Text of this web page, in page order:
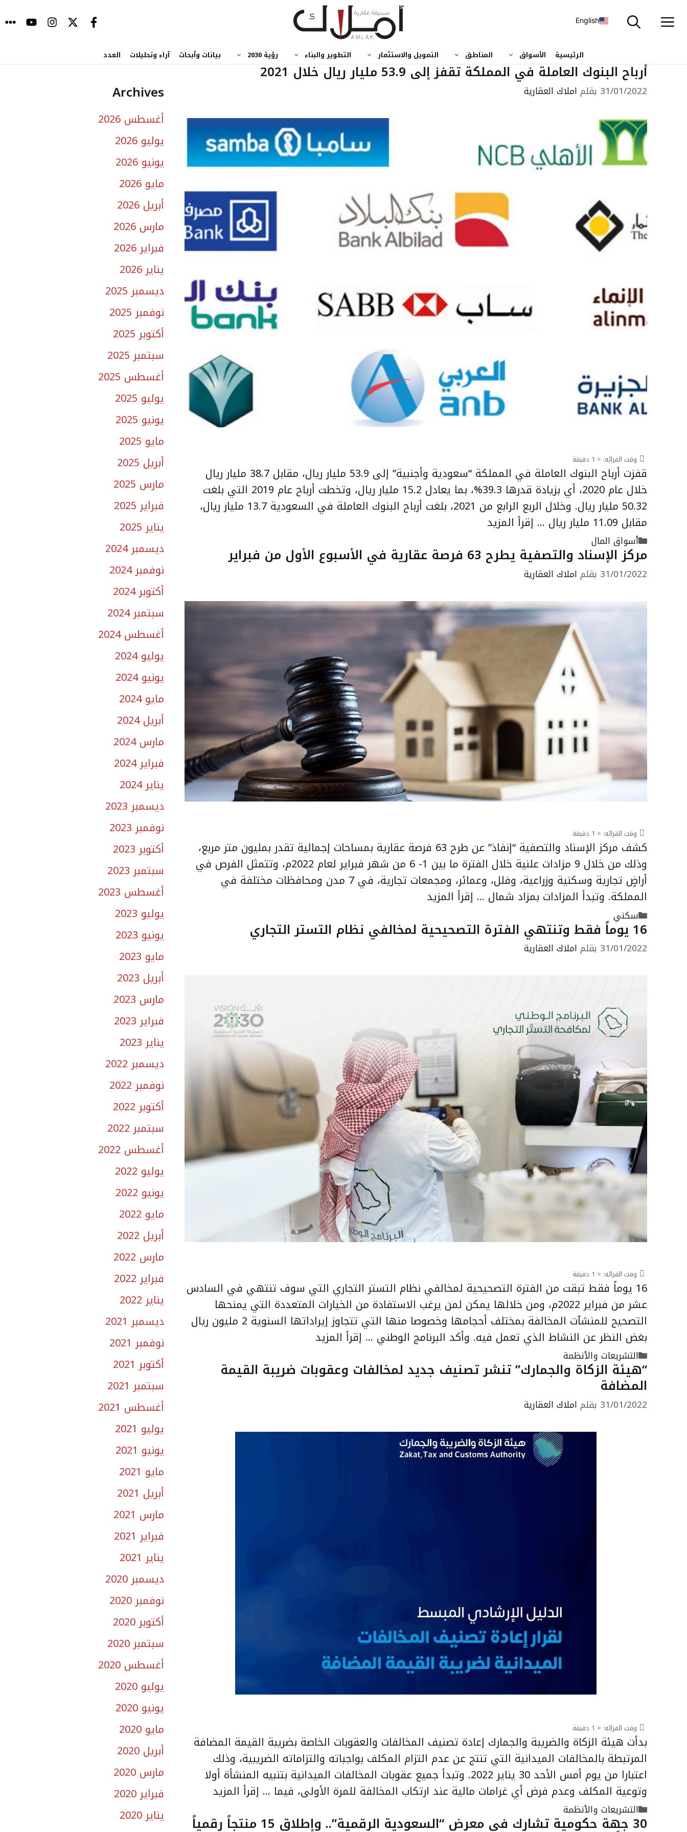
إلى
English
الرئيسية الأسواق المناطق التمويل والاستثمار التطوير والبناء رؤية 2030 بيانات وأبحاث آراء وتحليلات العدد
أرباح البنوك العاملة في المملكة تقفز إلى 53.9 مليار ريال خلال 2021
31/01/2022 بقلم املاك العقارية
وقت القرائه: < 1 دقيقة
قفزت أرباح البنوك العاملة في المملكة “سعودية وأجنبية” إلى 53.9 مليار ريال، مقابل 38.7 مليار ريال
خلال عام 2020، أي بزيادة قدرها 39.3%، بما يعادل 15.2 مليار ريال، وتخطت أرباح عام 2019 التي بلغت
50.32 مليار ريال. وخلال الربع الرابع من 2021، بلغت أرباح البنوك العاملة في السعودية 13.7 مليار ريال،
مقابل 11.09 مليار ريال …
إقرأ المزيد
التصنيفات
أسواق المال
مركز الإسناد والتصفية يطرح 63 فرصة عقارية في الأسبوع الأول من فبراير
31/01/2022 بقلم املاك العقارية
وقت القرائه: < 1 دقيقة
كشف مركز الإسناد والتصفية “إنفاذ” عن طرح 63 فرصة عقارية بمساحات إجمالية تقدر بمليون متر مربع،
وذلك من خلال 9 مزادات علنية خلال الفترة ما بين 1- 6 من شهر فبراير لعام 2022م، وتتمثل الفرص في
أراضٍ تجارية وسكنية وزراعية، وفلل، وعمائر، ومجمعات تجارية، في 7 مدن ومحافظات مختلفة في
المملكة. وتبدأ المزادات بمزاد شمال … إقرأ المزيد
التصنيفات
سكني
16 يوماً فقط وتنتهي الفترة التصحيحية لمخالفي نظام التستر التجاري
31/01/2022 بقلم املاك العقارية
وقت القرائه: < 1 دقيقة
16 يوماً فقط تبقت من الفترة التصحيحية لمخالفي نظام التستر التجاري التي سوف تنتهي في السادس
عشر من فبراير 2022م، ومن خلالها يمكن لمن يرغب الاستفادة من الخيارات المتعددة التي يمنحها
التصحيح للمنشآت المخالفة بمختلف أحجامها وخصوصا منها التي تتجاوز إيراداتها السنوية 2 مليون ريال
بغض النظر عن النشاط الذي تعمل فيه. وأكد البرنامج الوطني … إقرأ المزيد
التصنيفات
التشريعات والأنظمة
“هيئة الزكاة والجمارك” تنشر تصنيف جديد لمخالفات وعقوبات ضريبة القيمة
المضافة
31/01/2022 بقلم املاك العقارية
وقت القرائه: < 1 دقيقة
بدأت هيئة الزكاة والضريبة والجمارك إعادة تصنيف المخالفات والعقوبات الخاصة بضريبة القيمة المضافة
المرتبطة بالمخالفات الميدانية التي تنتج عن عدم التزام المكلف بواجباته والتزاماته الضريبية، وذلك
اعتبارا من يوم أمس الأحد 30 يناير 2022. وتبدأ جميع عقوبات المخالفات الميدانية بتنبيه المنشأة أولا
وتوعية المكلف وعدم فرض أي غرامات مالية عند ارتكاب المخالفة للمرة الأولى، فيما … إقرأ المزيد
التصنيفات
التشريعات والأنظمة
30 جهة حكومية تشارك في معرض “السعودية الرقمية”.. وإطلاق 15 منتجاً رقمياً
Archives
أغسطس 2026
يوليو 2026
يونيو 2026
مايو 2026
أبريل 2026
مارس 2026
فبراير 2026
يناير 2026
ديسمبر 2025
نوفمبر 2025
أكتوبر 2025
سبتمبر 2025
أغسطس 2025
يوليو 2025
يونيو 2025
مايو 2025
أبريل 2025
مارس 2025
فبراير 2025
يناير 2025
ديسمبر 2024
نوفمبر 2024
أكتوبر 2024
سبتمبر 2024
أغسطس 2024
يوليو 2024
يونيو 2024
مايو 2024
أبريل 2024
مارس 2024
فبراير 2024
يناير 2024
ديسمبر 2023
نوفمبر 2023
أكتوبر 2023
سبتمبر 2023
أغسطس 2023
يوليو 2023
يونيو 2023
مايو 2023
أبريل 2023
مارس 2023
فبراير 2023
يناير 2023
ديسمبر 2022
نوفمبر 2022
أكتوبر 2022
سبتمبر 2022
أغسطس 2022
يوليو 2022
يونيو 2022
مايو 2022
أبريل 2022
مارس 2022
فبراير 2022
يناير 2022
ديسمبر 2021
نوفمبر 2021
أكتوبر 2021
سبتمبر 2021
أغسطس 2021
يوليو 2021
يونيو 2021
مايو 2021
أبريل 2021
مارس 2021
فبراير 2021
يناير 2021
ديسمبر 2020
نوفمبر 2020
أكتوبر 2020
سبتمبر 2020
أغسطس 2020
يوليو 2020
يونيو 2020
مايو 2020
أبريل 2020
مارس 2020
فبراير 2020
يناير 2020